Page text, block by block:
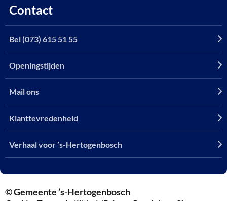
Contact
Bel (073) 615 51 55
Openingstijden
Mail ons
Klanttevredenheid
Verhaal voor ’s-Hertogenbosch
© Gemeente ’s-Hertogenbosch